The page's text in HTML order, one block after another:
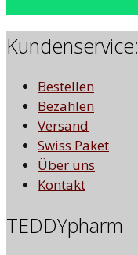
Kundenservice:
Bestellen
Bezahlen
Versand
Swiss Paket
Über uns
Kontakt
TEDDYpharm